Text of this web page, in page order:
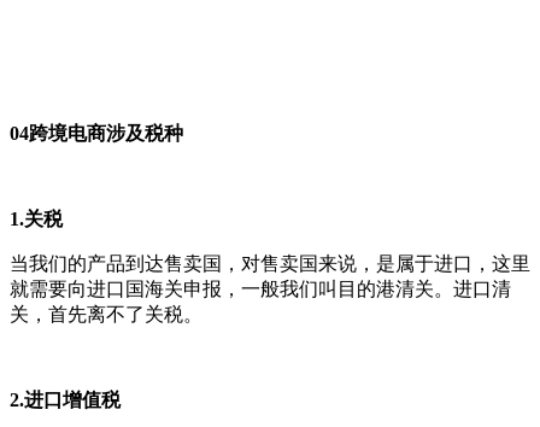
04跨境电商涉及税种
1.关税
当我们的产品到达售卖国，对售卖国来说，是属于进口，这里
就需要向进口国海关申报，一般我们叫目的港清关。进口清
关，首先离不了关税。
2.进口增值税